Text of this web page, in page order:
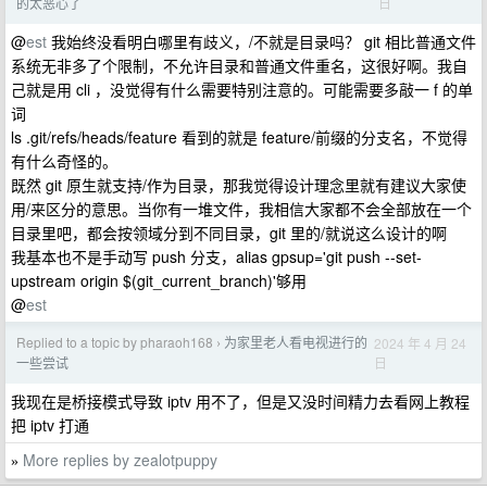
@est 我始终没看明白哪里有歧义，/不就是目录吗？ git 相比普通文件
系统无非多了个限制，不允许目录和普通文件重名，这很好啊。我自
己就是用 cli ，没觉得有什么需要特别注意的。可能需要多敲一 f 的单
词
ls .git/refs/heads/feature 看到的就是 feature/前缀的分支名，不觉得
有什么奇怪的。
既然 git 原生就支持/作为目录，那我觉得设计理念里就有建议大家使
用/来区分的意思。当你有一堆文件，我相信大家都不会全部放在一个
目录里吧，都会按领域分到不同目录，git 里的/就说这么设计的啊
我基本也不是手动写 push 分支，alias gpsup='git push --set-
upstream origin $(git_current_branch)'够用
@est
Replied to a topic by pharaoh168 › 为家里老人看电视进行的
一些尝试
2024 年 4 月 24
日
我现在是桥接模式导致 iptv 用不了，但是又没时间精力去看网上教程
把 iptv 打通
» More replies by zealotpuppy